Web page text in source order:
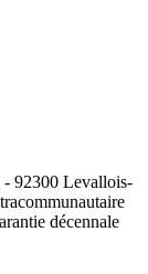
92300 Levallois-
décennale